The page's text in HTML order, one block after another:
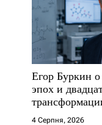
п
и
с
і
в
Егор Буркин
эпох и
4 Серпня, 2026